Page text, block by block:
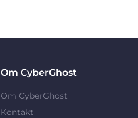
Om CyberGhost
Om CyberGhost
Kontakt